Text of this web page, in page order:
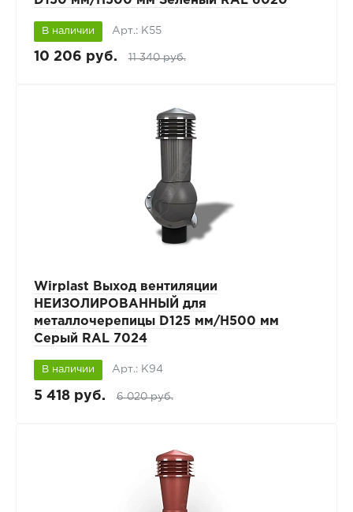
В наличии Арт.: К55
10 206 руб. 11 340 руб.
Wirplast Выход вентиляции
НЕИЗОЛИРОВАННЫЙ для
металлочерепицы D125 мм/H500 мм
Серый RAL 7024
В наличии Арт.: К94
5 418 руб. 6 020 руб.